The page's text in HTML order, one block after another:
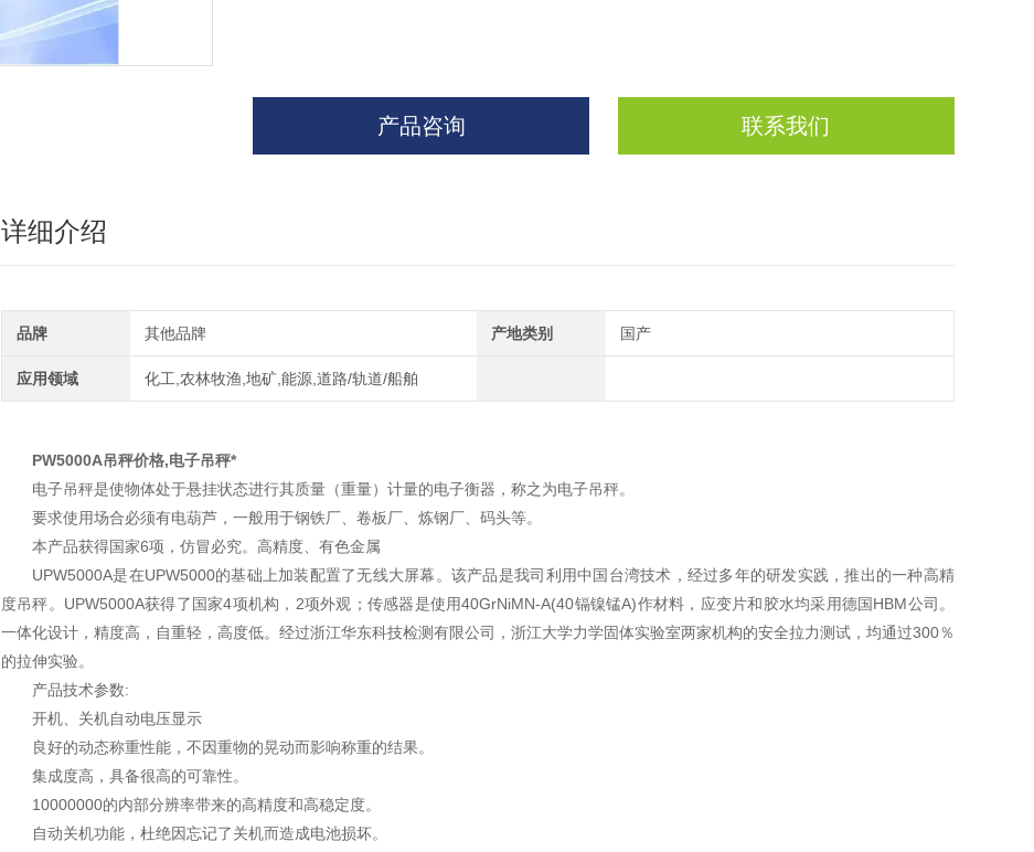
产品咨询 联系我们
详细介绍
品牌 其他品牌 产地类别 国产
应用领域 化工,农林牧渔,地矿,能源,道路/轨道/船舶
PW5000A吊秤价格,电子吊秤*
电子吊秤是使物体处于悬挂状态进行其质量（重量）计量的电子衡器，称之为电子吊秤。
要求使用场合必须有电葫芦，一般用于钢铁厂、卷板厂、炼钢厂、码头等。
本产品获得国家6项，仿冒必究。高精度、有色金属
UPW5000A是在UPW5000的基础上加装配置了无线大屏幕。该产品是我司利用中国台湾技术，经过多年的研发实践，推出的一种高精
度吊秤。UPW5000A获得了国家4项机构，2项外观；传感器是使用40GrNiMN-A(40镉镍锰A)作材料，应变片和胶水均采用德国HBM公司。
一体化设计，精度高，自重轻，高度低。经过浙江华东科技检测有限公司，浙江大学力学固体实验室两家机构的安全拉力测试，均通过300％
的拉伸实验。
产品技术参数:
开机、关机自动电压显示
良好的动态称重性能，不因重物的晃动而影响称重的结果。
集成度高，具备很高的可靠性。
10000000的内部分辨率带来的高精度和高稳定度。
自动关机功能，杜绝因忘记了关机而造成电池损坏。